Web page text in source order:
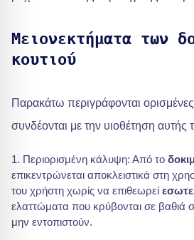
Μειονεκτήματα των
κουτιού
Παρακάτω περιγράφονται
συνδέονται με την υιοθέτηση αυτής
Περιορισμένη κάλυψη: Από το
επικεντρώνεται αποκλειστικά στη
του χρήστη χωρίς να επιθεωρεί
ελαττώματα που κρύβονται σε βαθιά
μην εντοπιστούν.